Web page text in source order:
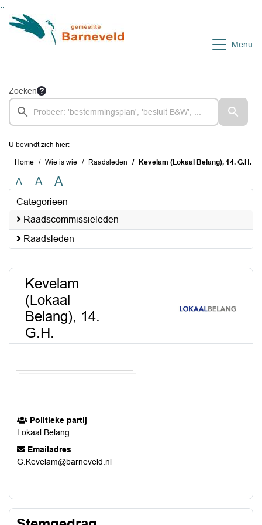
Ga naar de inhoud van deze pagina
Ga naar het zoeken
Ga naar het menu
Menu
Zoeken
U bevindt zich hier:
Home Wie is wie Raadsleden Kevelam (Lokaal Belang), 14. G.H.
A A A
Categorieën
Raadscommissieleden
Raadsleden
Kevelam
(Lokaal
Belang), 14.
G.H.
Politieke partij
Lokaal Belang
Emailadres
G.Kevelam@barneveld.nl